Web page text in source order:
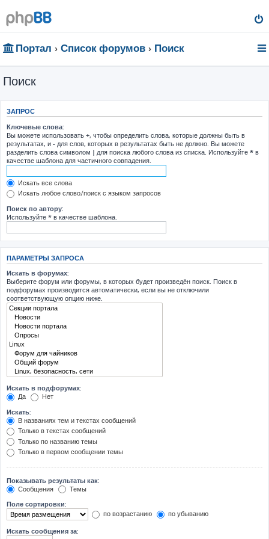
Портал Список форумов Поиск
Поиск
ЗАПРОС
Ключевые слова:
Вы можете использовать +, чтобы определить слова, которые должны быть в
результатах, и - для слов, которых в результатах быть не должно. Вы можете
разделить слова символом | для поиска любого слова из списка. Используйте * в
качестве шаблона для частичного совпадения.
Искать все слова
Искать любое слово/поиск с языком запросов
Поиск по автору:
Используйте * в качестве шаблона.
ПАРАМЕТРЫ ЗАПРОСА
Искать в форумах:
Выберите форум или форумы, в которых будет произведён поиск. Поиск в
подфорумах производится автоматически, если вы не отключили
соответствующую опцию ниже.
Искать в подфорумах:
Да
Нет
Искать:
В названиях тем и текстах сообщений
Только в текстах сообщений
Только по названию темы
Только в первом сообщении темы
Показывать результаты как:
Сообщения
Темы
Поле сортировки:
по возрастанию
по убыванию
Искать сообщения за: